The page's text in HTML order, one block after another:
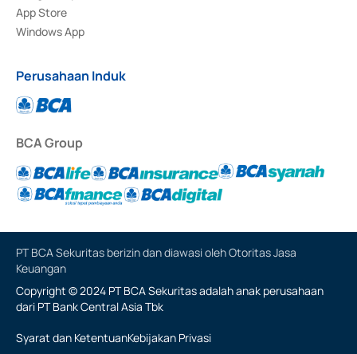
App Store
Windows App
Perusahaan Induk
BCA Group
PT BCA Sekuritas berizin dan diawasi oleh Otoritas Jasa
Keuangan
Copyright © 2024 PT BCA Sekuritas adalah anak perusahaan
dari PT Bank Central Asia Tbk
Syarat dan KetentuanKebijakan Privasi